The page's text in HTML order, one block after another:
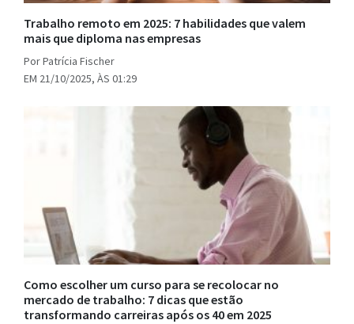
Trabalho remoto em 2025: 7 habilidades que valem
mais que diploma nas empresas
Por Patrícia Fischer
EM 21/10/2025, ÀS 01:29
Como escolher um curso para se recolocar no
mercado de trabalho: 7 dicas que estão
transformando carreiras após os 40 em 2025